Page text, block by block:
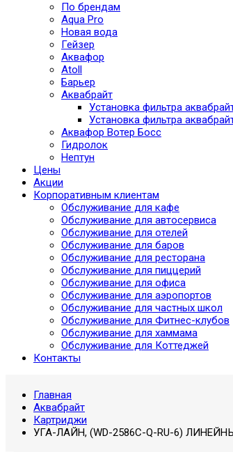
По брендам
Aqua Pro
Новая вода
Гейзер
Аквафор
Atoll
Барьер
Аквабрайт
Установка фильтра
Установка фильтра
Аквафор Вотер Босс
Гидролок
Нептун
Цены
Акции
Корпоративным клиентам
Обслуживание для кафе
Обслуживание для автосервиса
Обслуживание для отелей
Обслуживание для баров
Обслуживание для ресторана
Обслуживание для пиццерий
Обслуживание для офиса
Обслуживание для аэропортов
Обслуживание для частных школ
Обслуживание для Фитнес-клубов
Обслуживание для хаммама
Обслуживание для Коттеджей
Контакты
Главная
Аквабрайт
Картриджи
УГА-ЛАЙН, (WD-2586C-Q-RU-6)